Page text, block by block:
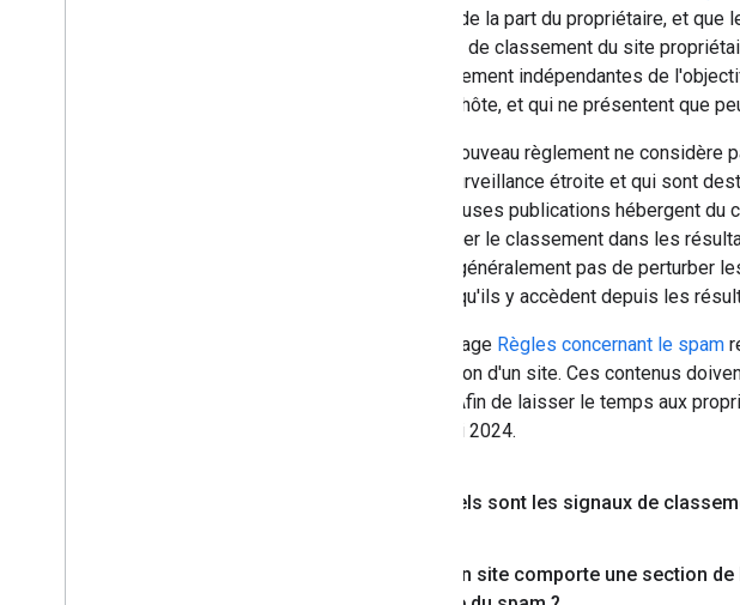
étroite de la part du propriétaire, et
signaux de classement du site
généralement indépendantes de
du site hôte, et qui ne présentent que
Notre nouveau règlement ne
sans surveillance étroite et qui sont
nombreuses publications hébergent
manipuler le classement dans les
risque généralement pas de perturber
ou lorsqu'ils y accèdent depuis les
Notre page Règles concernant le spam
réputation d'un site. Ces contenus
spam. Afin de laisser le temps aux
le 5 mai 2024.
Quels sont les signaux de
Mon site comporte une section